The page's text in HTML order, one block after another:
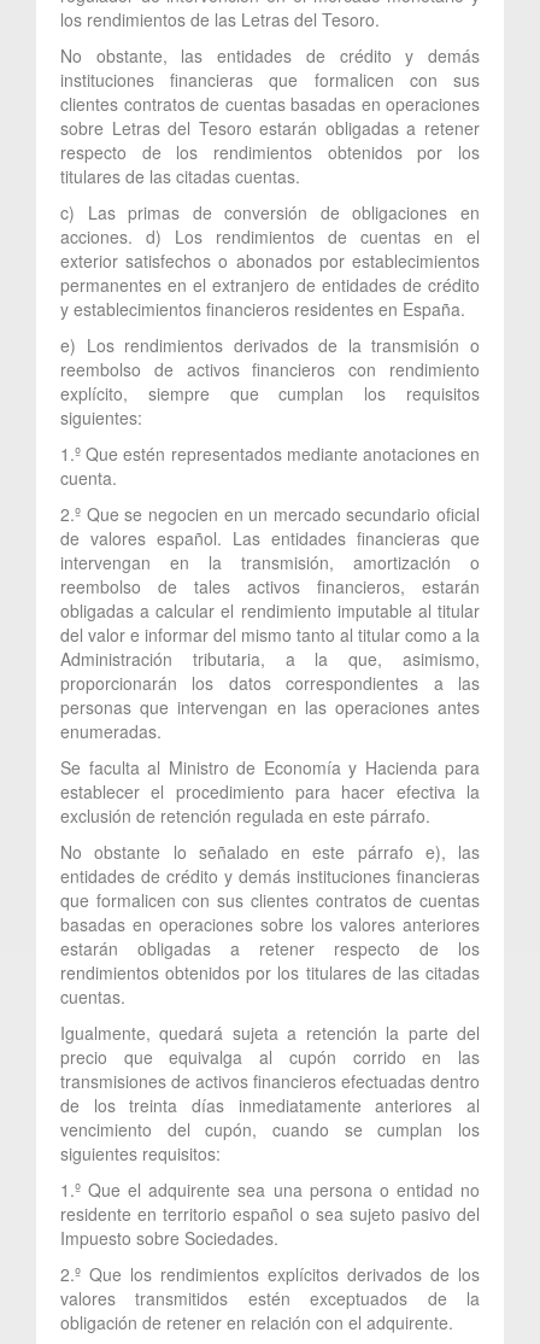
los rendimientos de las Letras del Tesoro.
No obstante, las entidades de crédito y demás
instituciones financieras que formalicen con sus
clientes contratos de cuentas basadas en operaciones
sobre Letras del Tesoro estarán obligadas a retener
respecto de los rendimientos obtenidos por los
titulares de las citadas cuentas.
c) Las primas de conversión de obligaciones en
acciones. d) Los rendimientos de cuentas en el
exterior satisfechos o abonados por establecimientos
permanentes en el extranjero de entidades de crédito
y establecimientos financieros residentes en España.
e) Los rendimientos derivados de la transmisión o
reembolso de activos financieros con rendimiento
explícito, siempre que cumplan los requisitos
siguientes:
1.º Que estén representados mediante anotaciones en
cuenta.
2.º Que se negocien en un mercado secundario oficial
de valores español. Las entidades financieras que
intervengan en la transmisión, amortización o
reembolso de tales activos financieros, estarán
obligadas a calcular el rendimiento imputable al titular
del valor e informar del mismo tanto al titular como a la
Administración tributaria, a la que, asimismo,
proporcionarán los datos correspondientes a las
personas que intervengan en las operaciones antes
enumeradas.
Se faculta al Ministro de Economía y Hacienda para
establecer el procedimiento para hacer efectiva la
exclusión de retención regulada en este párrafo.
No obstante lo señalado en este párrafo e), las
entidades de crédito y demás instituciones financieras
que formalicen con sus clientes contratos de cuentas
basadas en operaciones sobre los valores anteriores
estarán obligadas a retener respecto de los
rendimientos obtenidos por los titulares de las citadas
cuentas.
Igualmente, quedará sujeta a retención la parte del
precio que equivalga al cupón corrido en las
transmisiones de activos financieros efectuadas dentro
de los treinta días inmediatamente anteriores al
vencimiento del cupón, cuando se cumplan los
siguientes requisitos:
1.º Que el adquirente sea una persona o entidad no
residente en territorio español o sea sujeto pasivo del
Impuesto sobre Sociedades.
2.º Que los rendimientos explícitos derivados de los
valores transmitidos estén exceptuados de la
obligación de retener en relación con el adquirente.